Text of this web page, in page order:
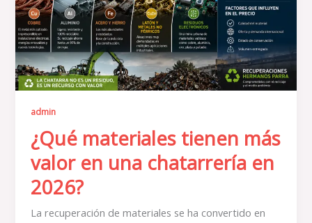
admin
¿Qué materiales tienen más
valor en una chatarrería en
2026?
La recuperación de materiales se ha convertido en
en
una
chatarrería
en
2026?